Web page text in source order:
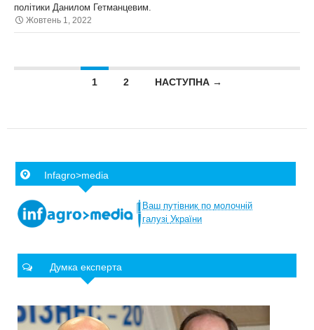
політики Данилом Гетманцевим.
Жовтень 1, 2022
Posts navigation
1 2 НАСТУПНА →
Infagro>media
Ваш путівник по молочній
галузі України
Думка експерта